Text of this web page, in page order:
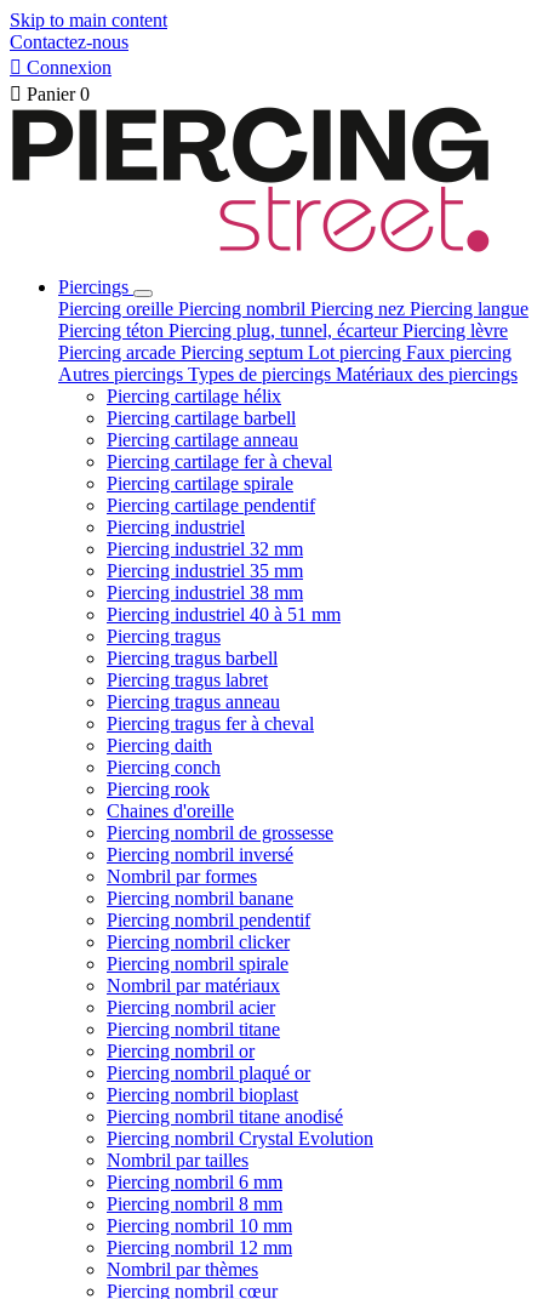
Skip to main content
Contactez-nous
 Connexion
 Panier 0
Piercings
Piercing oreille Piercing nombril Piercing nez Piercing langue
Piercing téton Piercing plug, tunnel, écarteurPiercing lèvre
Piercing arcade Piercing septum Lot piercing Faux piercing
Autres piercings Types de piercings Matériaux des piercings
Piercing cartilage hélix
Piercing cartilage barbell
Piercing cartilage anneau
Piercing cartilage fer à cheval
Piercing cartilage spirale
Piercing cartilage pendentif
Piercing industriel
Piercing industriel 32 mm
Piercing industriel 35 mm
Piercing industriel 38 mm
Piercing industriel 40 à 51 mm
Piercing tragus
Piercing tragus barbell
Piercing tragus labret
Piercing tragus anneau
Piercing tragus fer à cheval
Piercing daith
Piercing conch
Piercing rook
Chaines d'oreille
Piercing nombril de grossesse
Piercing nombril inversé
Nombril par formes
Piercing nombril banane
Piercing nombril pendentif
Piercing nombril clicker
Piercing nombril spirale
Nombril par matériaux
Piercing nombril acier
Piercing nombril titane
Piercing nombril or
Piercing nombril plaqué or
Piercing nombril bioplast
Piercing nombril titane anodisé
Piercing nombril Crystal Evolution
Nombril par tailles
Piercing nombril 6 mm
Piercing nombril 8 mm
Piercing nombril 10 mm
Piercing nombril 12 mm
Nombril par thèmes
Piercing nombril cœur